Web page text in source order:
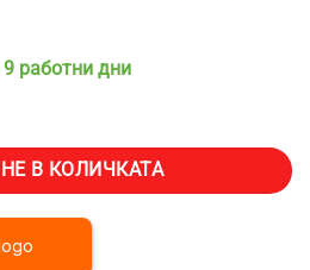
работни дни
гилотина за хартия VEVOR
В КОЛИЧКАТА